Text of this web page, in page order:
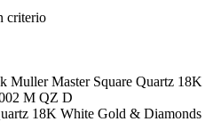
criterio
Muller Master Square Quartz 18K
M QZ D
18K White Gold & Diamonds